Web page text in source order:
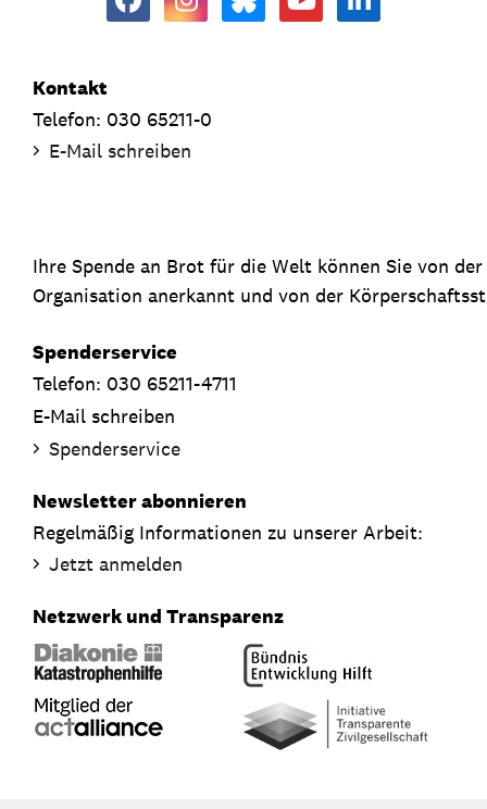
Kontakt
Telefon: 030 65211-0
E-Mail schreiben
Ihre Spende an Brot für die Welt können Sie von
Organisation anerkannt und von der
Spenderservice
Telefon: 030 65211-4711
E-Mail schreiben
Spenderservice
Newsletter abonnieren
Regelmäßig Informationen zu unserer Arbeit:
Jetzt anmelden
Netzwerk und Transparenz